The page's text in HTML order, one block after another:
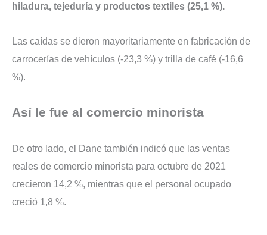
hiladura, tejeduría y productos textiles (25,1 %).
Las caídas se dieron mayoritariamente en fabricación de
carrocerías de vehículos (-23,3 %) y trilla de café (-16,6
%).
Así le fue al comercio minorista
De otro lado, el Dane también indicó que las ventas
reales de comercio minorista para octubre de 2021
crecieron 14,2 %, mientras que el personal ocupado
creció 1,8 %.